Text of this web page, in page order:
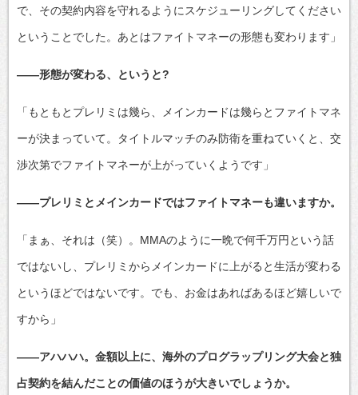
で、その契約内容を守れるようにスケジューリングしてください
ということでした。あとはファイトマネーの形態も変わります」
――形態が変わる、というと?
「もともとプレリミは幾ら、メインカードは幾らとファイトマネ
ーが決まっていて。タイトルマッチのみ防衛を重ねていくと、交
渉次第でファイトマネーが上がっていくようです」
――プレリミとメインカードではファイトマネーも違いますか。
「まぁ、それは（笑）。MMAのように一晩で何千万円という話
ではないし、プレリミからメインカードに上がると生活が変わる
というほどではないです。でも、お金はあればあるほど嬉しいで
すから」
――アハハハ。金額以上に、海外のプログラップリング大会と独
占契約を結んだことの価値のほうが大きいでしょうか。